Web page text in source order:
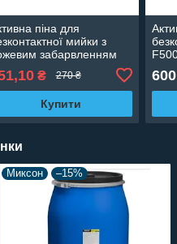
піна для
мийки з
забарвленням
1.1кг
₴ 270 ₴
Купити
600
Миксон –15%